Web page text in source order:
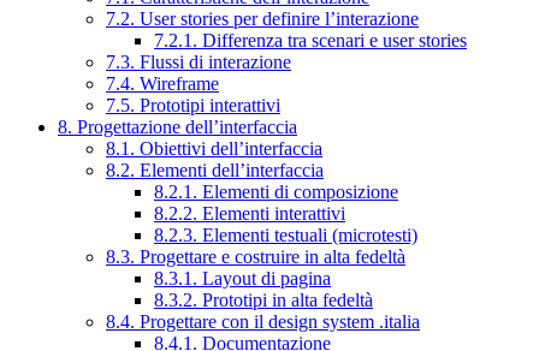
7.2. User stories per definire l’interazione
7.2.1. Differenza tra scenari e user stories
7.3. Flussi di interazione
7.4. Wireframe
7.5. Prototipi interattivi
8. Progettazione dell’interfaccia
8.1. Obiettivi dell’interfaccia
8.2. Elementi dell’interfaccia
8.2.1. Elementi di composizione
8.2.2. Elementi interattivi
8.2.3. Elementi testuali (microtesti)
8.3. Progettare e costruire in alta fedeltà
8.3.1. Layout di pagina
8.3.2. Prototipi in alta fedeltà
8.4. Progettare con il design system .italia
8.4.1. Documentazione